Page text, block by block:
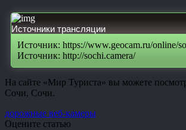
Источники трансляции
Источник: https://www.geocam.ru/online/
Источник: http://sochi.camera/
На сайте «Мир Туриста» вы можете
Сочи, Сочи.
дорожные веб-камеры
Оцените статью